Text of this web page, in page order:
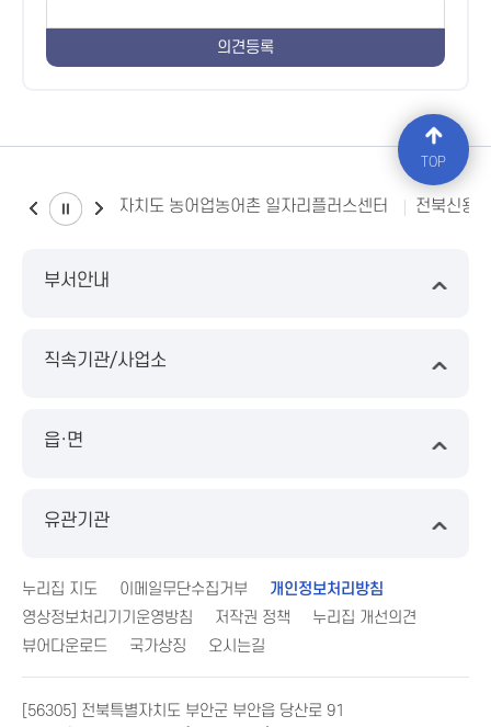
전북특별자치도 농어업농어촌 일자리플러스센터 전북신용
부서안내
직속기관/사업소
읍·면
유관기관
누리집 지도 이메일무단수집거부
개인정보처리방침
영상정보처리기기운영방침
저작권 정책
누리집 개선의견
뷰어다운로드
국가상징 오시는길
[56305] 전북특별자치도 부안군 부안읍 당산로 91
TOP